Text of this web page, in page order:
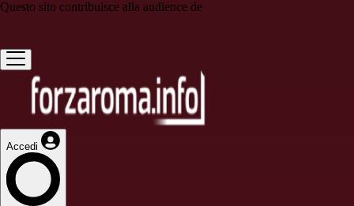
Questo sito contribuisce alla audience de
Accedi